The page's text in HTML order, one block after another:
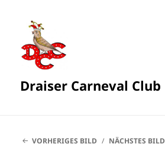
Draiser Carneval Club
VORHERIGES BILD NÄCHSTES BILD